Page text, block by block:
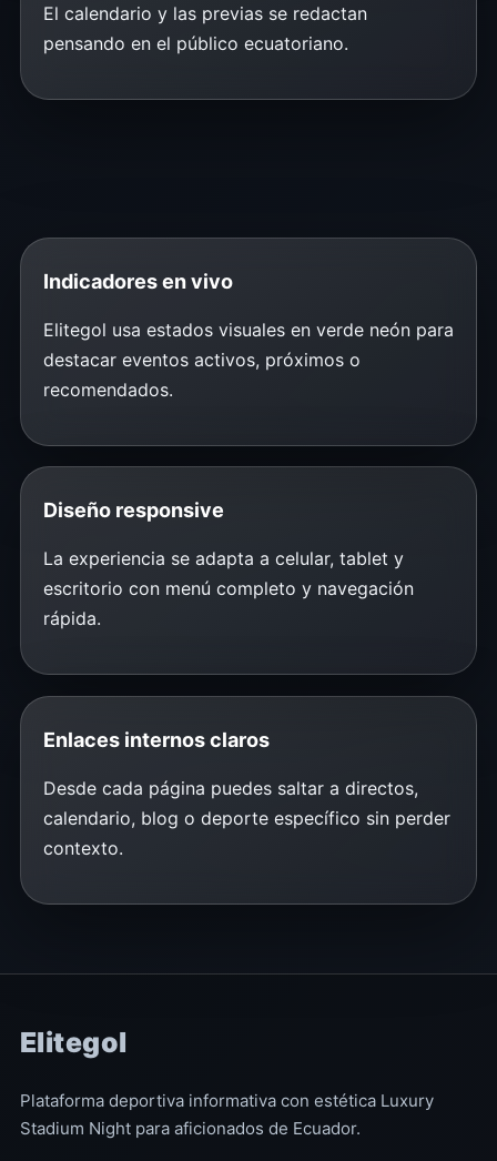
El calendario y las previas se redactan
pensando en el público ecuatoriano.
Indicadores en vivo
Elitegol usa estados visuales en verde neón para
destacar eventos activos, próximos o
recomendados.
Diseño responsive
La experiencia se adapta a celular, tablet y
escritorio con menú completo y navegación
rápida.
Enlaces internos claros
Desde cada página puedes saltar a directos,
calendario, blog o deporte específico sin perder
contexto.
Elitegol
Plataforma deportiva informativa con estética Luxury
Stadium Night para aficionados de Ecuador.